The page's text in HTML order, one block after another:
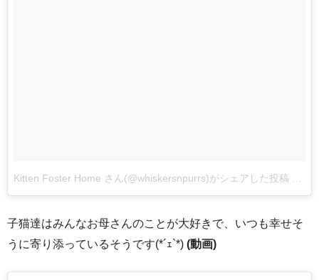
Kitten Foster Home さん(@whiskersnpurrs)がシェアした投稿
子猫達はみんなお母さんのことが大好きで、いつも幸せそ
うに寄り添っているそうです(*´ｪ`*) (動画)